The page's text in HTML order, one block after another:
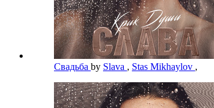
Свадьба by Slava , Stas Mikhaylov ,